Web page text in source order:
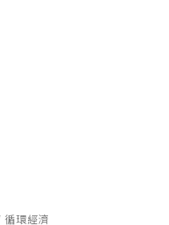
循環經濟